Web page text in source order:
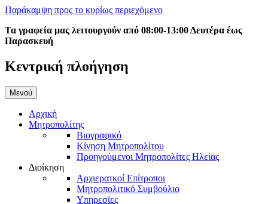
Παράκαμψη προς το κυρίως περιεχόμενο
Τα γραφεία μας λειτουργούν από 08:00-13:00 Δευτέρα έως
Παρασκευή
Κεντρική πλοήγηση
Μενού
Αρχική
Μητροπολίτης
Βιογραφικό
Κίνηση Μητροπολίτου
Προηγούμενοι Μητροπολίτες Ηλείας
Διοίκηση
Αρχιερατκοί Επίτροποι
Μητροπολιτικό Συμβούλιο
Υπηρεσίες